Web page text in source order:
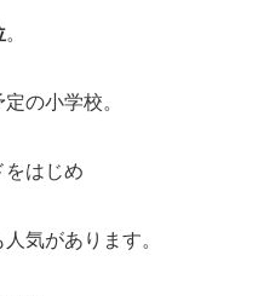
。
の小学校。
をはじめ
気があります。